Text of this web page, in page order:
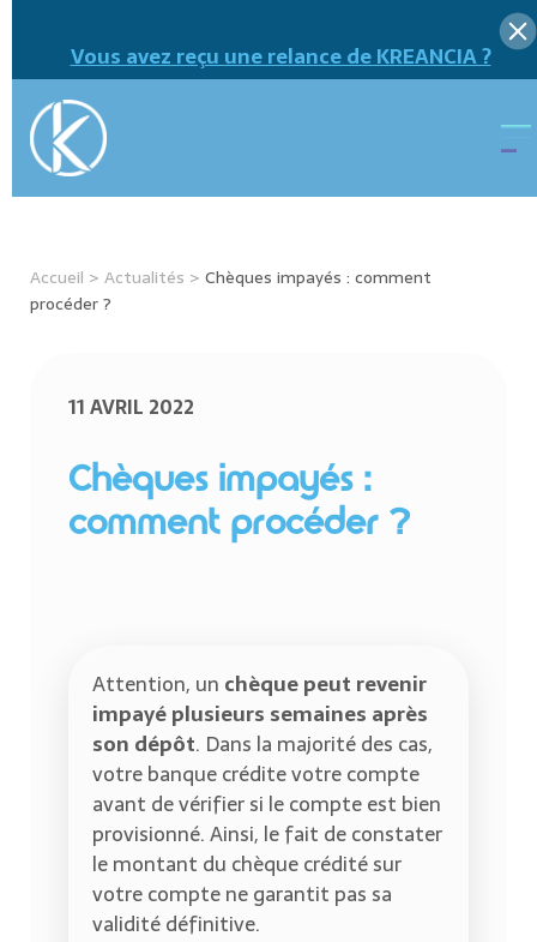
Vous avez reçu une relance de KREANCIA ?
Accueil > Actualités > Chèques impayés : comment
procéder ?
11 AVRIL 2022
Chèques impayés :
comment procéder ?
Attention, un chèque peut revenir
impayé plusieurs semaines après
son dépôt. Dans la majorité des cas,
votre banque crédite votre compte
avant de vérifier si le compte est bien
provisionné. Ainsi, le fait de constater
le montant du chèque crédité sur
votre compte ne garantit pas sa
validité définitive.